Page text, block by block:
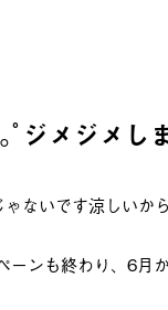
メジメし
ゃないです涼しいか
ンも終わり、6月